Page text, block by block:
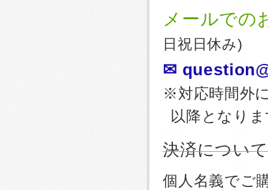
メールでの
日祝日休み)
✉
※対応時間外
以降となり
決済について
個人名義でご